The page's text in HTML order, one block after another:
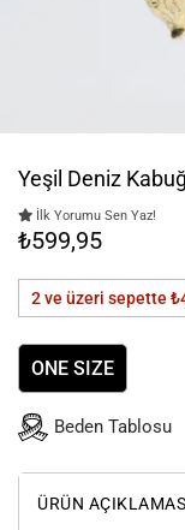
Yeşil Deniz
İlk Yorumu Sen Yaz!
₺599,95
2 ve üzeri sepette
ONE SIZE
Beden Tablosu
ÜRÜN